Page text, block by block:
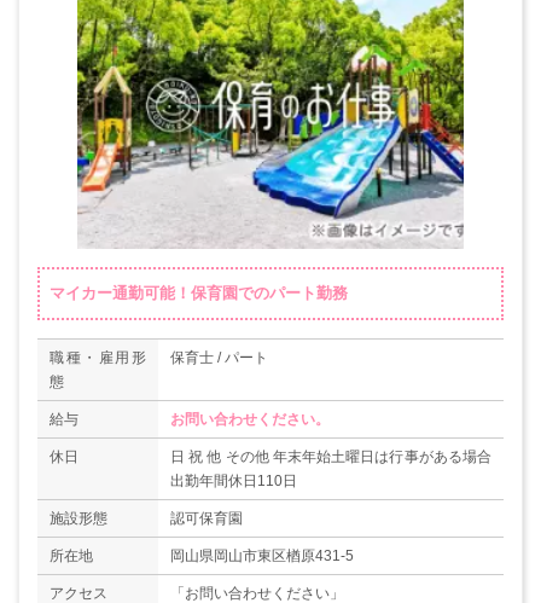
マイカー通勤可能！保育園でのパート勤務
職種・雇用形
態
保育士 / パート
給与 お問い合わせください。
休日
日 祝 他 その他 年末年始土曜日は行事がある場合
出勤年間休日110日
施設形態 認可保育園
所在地 岡山県岡山市東区楢原431-5
アクセス 「お問い合わせください」